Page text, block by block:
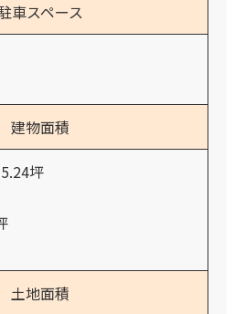
車スペース
建物面積
坪
土地面積